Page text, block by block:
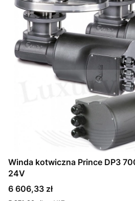
Winda kotwiczna Prince DP3
24V
Cena
6 606,33 zł